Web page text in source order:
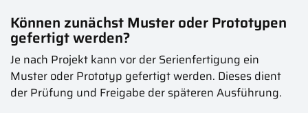
Können zunächst Muster oder Prototypen
gefertigt werden?
Je nach Projekt kann vor der Serienfertigung ein
Muster oder Prototyp gefertigt werden. Dieses dient
der Prüfung und Freigabe der späteren Ausführung.